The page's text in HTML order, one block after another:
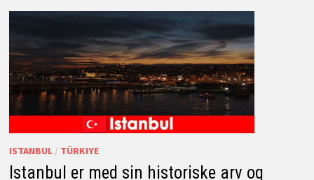
ISTANBUL/ TÜRKIYE
Istanbul er med sin historiske arv og